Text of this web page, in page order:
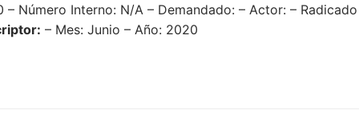
Número Interno: N/A – Demandado: – Actor: –
– Mes: Junio – Año: 2020